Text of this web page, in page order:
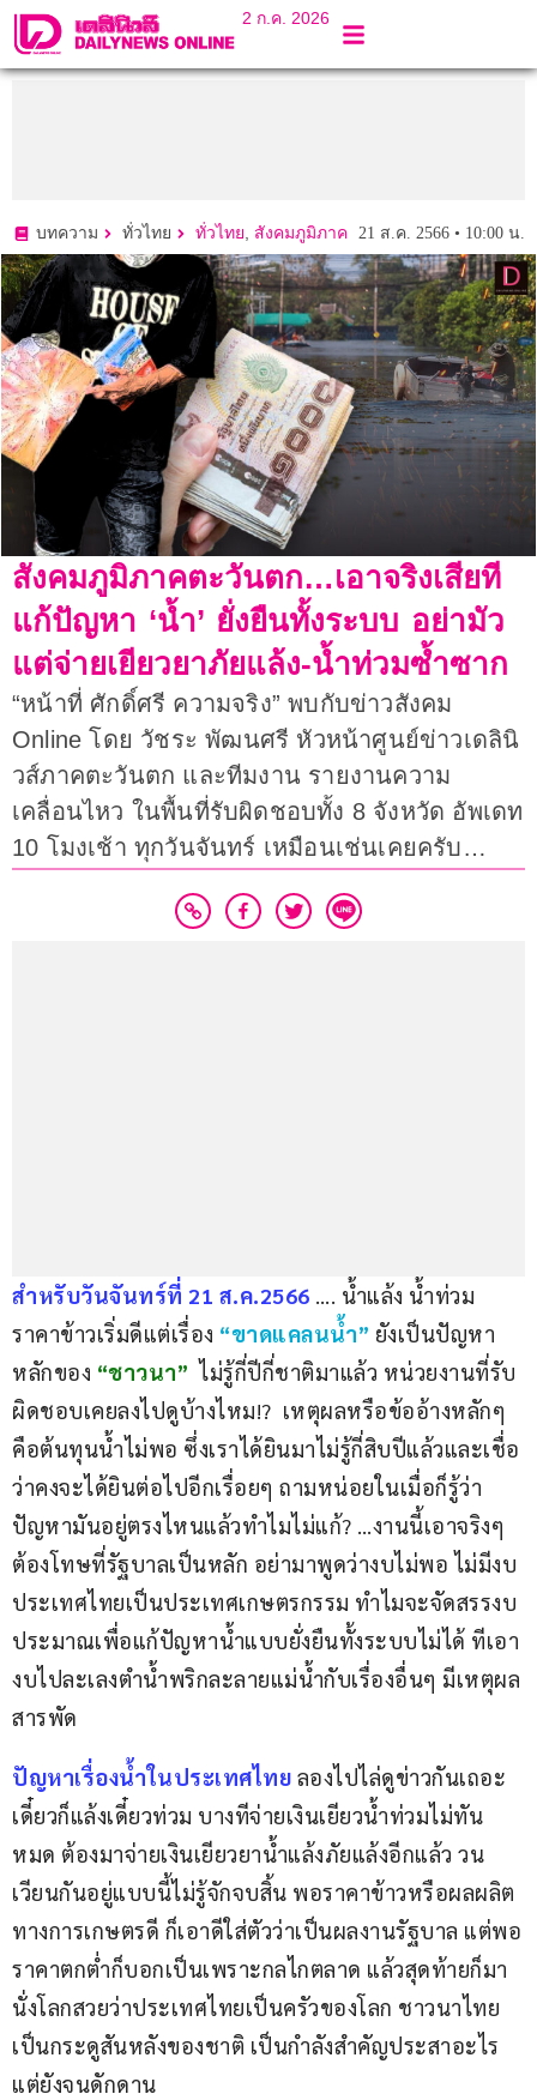
2 ก.ค. 2026
บทความ ทั่วไทย ทั่วไทย, สังคมภูมิภาค 21 ส.ค. 2566 • 10:00 น.
สังคมภูมิภาคตะวันตก…เอาจริงเสียที
แก้ปัญหา ‘น้ำ’ ยั่งยืนทั้งระบบ อย่ามัว
แต่จ่ายเยียวยาภัยแล้ง-น้ำท่วมซ้ำซาก
“หน้าที่ ศักดิ์ศรี ความจริง” พบกับข่าวสังคม
Online โดย วัชระ พัฒนศรี หัวหน้าศูนย์ข่าวเดลินิ
วส์ภาคตะวันตก และทีมงาน รายงานความ
เคลื่อนไหว ในพื้นที่รับผิดชอบทั้ง 8 จังหวัด อัพเดท
10 โมงเช้า ทุกวันจันทร์ เหมือนเช่นเคยครับ…
สำหรับวันจันทร์ที่ 21 ส.ค.2566 …. น้ำแล้ง น้ำท่วม
ราคาข้าวเริ่มดีแต่เรื่อง “ขาดแคลนน้ำ” ยังเป็นปัญหา
หลักของ “ชาวนา” ไม่รู้กี่ปีกี่ชาติมาแล้ว หน่วยงานที่รับ
ผิดชอบเคยลงไปดูบ้างไหม!?  เหตุผลหรือข้ออ้างหลักๆ
คือต้นทุนน้ำไม่พอ ซึ่งเราได้ยินมาไม่รู้กี่สิบปีแล้วและเชื่อ
ว่าคงจะได้ยินต่อไปอีกเรื่อยๆ ถามหน่อยในเมื่อก็รู้ว่า
ปัญหามันอยู่ตรงไหนแล้วทำไมไม่แก้? …งานนี้เอาจริงๆ
ต้องโทษที่รัฐบาลเป็นหลัก อย่ามาพูดว่างบไม่พอ ไม่มีงบ
ประเทศไทยเป็นประเทศเกษตรกรรม ทำไมจะจัดสรรงบ
ประมาณเพื่อแก้ปัญหาน้ำแบบยั่งยืนทั้งระบบไม่ได้ ทีเอา
งบไปละเลงตำน้ำพริกละลายแม่น้ำกับเรื่องอื่นๆ มีเหตุผล
สารพัด
ปัญหาเรื่องน้ำในประเทศไทย ลองไปไล่ดูข่าวกันเถอะ
เดี๋ยวก็แล้งเดี๋ยวท่วม บางทีจ่ายเงินเยียวน้ำท่วมไม่ทัน
หมด ต้องมาจ่ายเงินเยียวยาน้ำแล้งภัยแล้งอีกแล้ว วน
เวียนกันอยู่แบบนี้ไม่รู้จักจบสิ้น พอราคาข้าวหรือผลผลิต
ทางการเกษตรดี ก็เอาดีใส่ตัวว่าเป็นผลงานรัฐบาล แต่พอ
ราคาตกต่ำก็บอกเป็นเพราะกลไกตลาด แล้วสุดท้ายก็มา
นั่งโลกสวยว่าประเทศไทยเป็นครัวของโลก ชาวนาไทย
เป็นกระดูสันหลังของชาติ เป็นกำลังสำคัญประสาอะไร
แต่ยังจนดักดาน